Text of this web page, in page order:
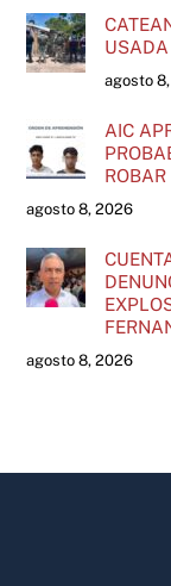
USADA
agosto
AIC
agosto 8, 2026
agosto 8, 2026